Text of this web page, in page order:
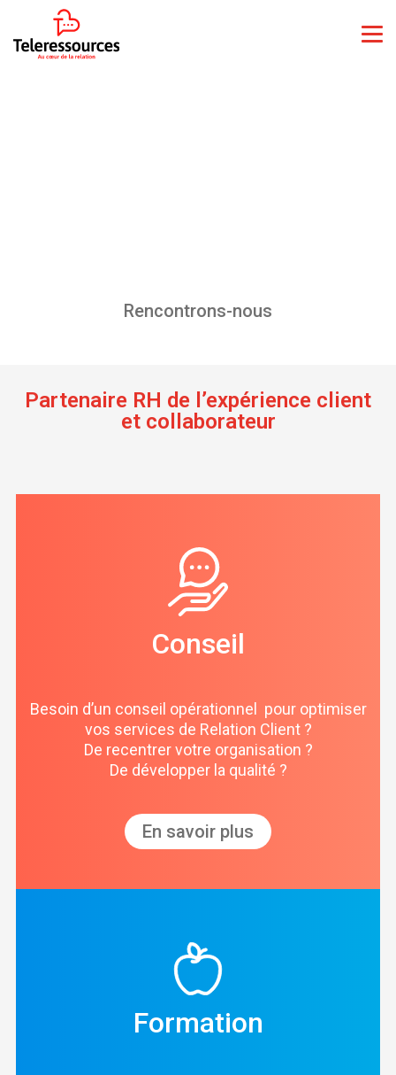
Rencontrons-nous
Partenaire RH de l’expérience client
et collaborateur
Conseil
Besoin d’un conseil opérationnel pour optimiser
vos services de Relation Client ?
De recentrer votre organisation ?
De développer la qualité ?
En savoir plus
Formation